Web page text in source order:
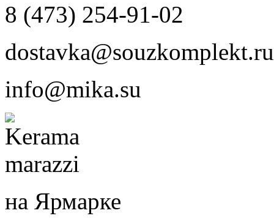
8 (473) 254-91-02
dostavka@souzkomplekt.ru
info@mika.su
на Ярмарке